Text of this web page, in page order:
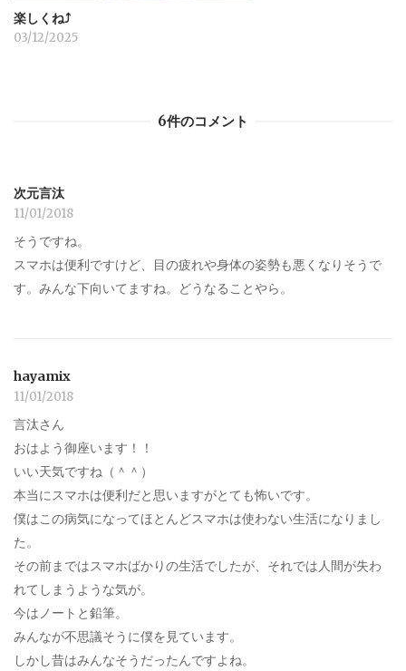
楽しくね⤴︎
03/12/2025
6件のコメント
次元言汰
11/01/2018
そうですね。
スマホは便利ですけど、目の疲れや身体の姿勢も悪くなりそうで
す。みんな下向いてますね。どうなることやら。
hayamix
11/01/2018
言汰さん
おはよう御座います！！
いい天気ですね（＾＾）
本当にスマホは便利だと思いますがとても怖いです。
僕はこの病気になってほとんどスマホは使わない生活になりまし
た。
その前まではスマホばかりの生活でしたが、それでは人間が失わ
れてしまうような気が。
今はノートと鉛筆。
みんなが不思議そうに僕を見ています。
しかし昔はみんなそうだったんですよね。